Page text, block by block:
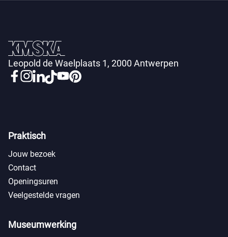
Leopold de Waelplaats 1, 2000 Antwerpen
Praktisch
Jouw bezoek
Contact
Openingsuren
Veelgestelde vragen
Museumwerking